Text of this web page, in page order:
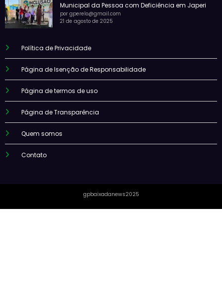
Municipal da Pessoa com Deficiência em Japeri
por gperelo@gmail.com
21 de agosto de 2025
Política de Privacidade
Página de Isenção de Responsabilidade
Página de termos de uso
Página de Transparência
Quem somos
Contato
gpbaixadanews2025